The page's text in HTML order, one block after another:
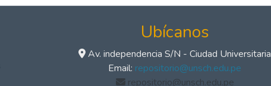
Ubícanos
Av. independencia S/N - Ciudad Universitaria
Email: repositorio@unsch.edu.pe
repositorio@unsch.edu.pe